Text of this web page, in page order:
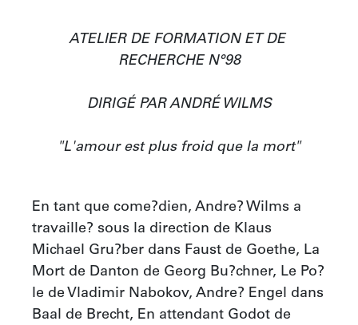
ATELIER DE FORMATION ET DE
RECHERCHE N°98
DIRIGÉ PAR ANDRÉ WILMS
"L'amour est plus froid que la mort"
En tant que come?dien, Andre? Wilms a
travaille? sous la direction de Klaus
Michael Gru?ber dans Faust de Goethe, La
Mort de Danton de Georg Bu?chner, Le Po?
le de Vladimir Nabokov, Andre? Engel dans
Baal de Brecht, En attendant Godot de